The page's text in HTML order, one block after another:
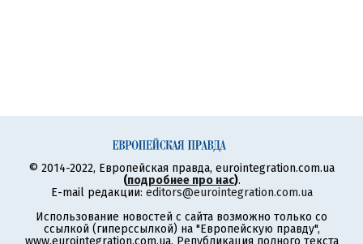
© 2014-2022, Европейская правда, eurointegration.com.ua
(подробнее про нас).
E-mail редакции: editors@eurointegration.com.ua
Использование новостей с сайта возможно только со
ссылкой (гиперссылкой) на "Европейскую правду",
www.eurointegration.com.ua. Републикация полного текста